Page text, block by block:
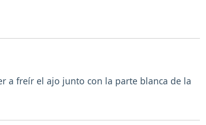
a freír el ajo junto con la parte blanca de la